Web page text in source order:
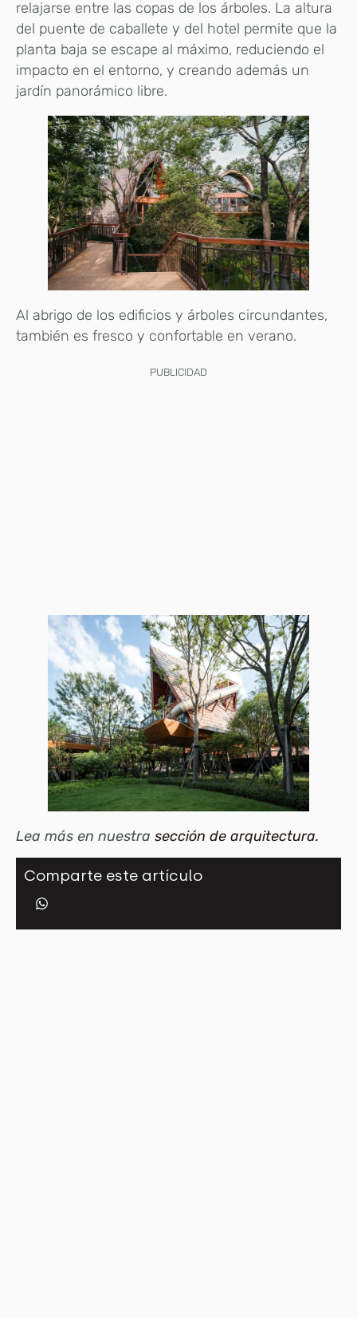
relajarse entre las copas de los árboles. La altura
del puente de caballete y del hotel permite que la
planta baja se escape al máximo, reduciendo el
impacto en el entorno, y creando además un
jardín panorámico libre.
Al abrigo de los edificios y árboles circundantes,
también es fresco y confortable en verano.
PUBLICIDAD
Lea más en nuestra sección de arquitectura.
Comparte este artículo